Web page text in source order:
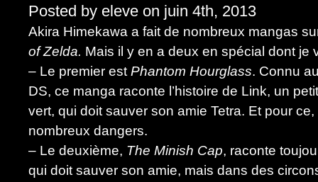
Posted by eleve on juin 4th, 2013
Akira Himekawa a fait de nombreux mangas
of Zelda. Mais il y en a deux en spécial dont je
– Le premier est Phantom Hourglass. Connu
DS, ce manga raconte l’histoire de Link, un
vert, qui doit sauver son amie Tetra. Et pour
nombreux dangers.
– Le deuxième, The Minish Cap, raconte
qui doit sauver son amie, mais dans des